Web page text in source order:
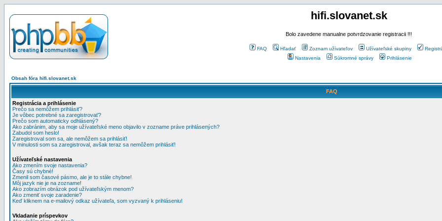
hifi.slovanet.sk
Bolo zavedene manualne potvrdzovanie registracii !!!
FAQ Hľadať Zoznam užívateľov Užívateľské skupiny
Nastavenia
Súkromné správy Prihlásenie
Obsah fóra hifi.slovanet.sk
FAQ
Registrácia a prihlásenie
Prečo sa nemôžem prihlásiť?
Je vôbec potrebné sa zaregistrovať?
Prečo som automaticky odhlásený?
Ako zabránim, aby sa moje užívateľské meno objavilo v zozname práve prihlásených?
Zabudol som heslo!
Zaregistroval som sa, ale nemôžem sa prihlásiť!
V minulosti som sa zaregistroval, avšak teraz sa nemôžem prihlásiť!
Užívateľské nastavenia
Ako zmením svoje nastavenia?
Časy sú chybné!
Zmenil som časové pásmo, ale je to stále chybne!
Môj jazyk nie je na zozname!
Ako zobrazím obrázok pod užívateľským menom?
Ako zmeniť svoje zaradenie?
Keď kliknem na e-mailový odkaz užívateľa, som vyzvaný k prihláseniu!
Vkladanie príspevkov